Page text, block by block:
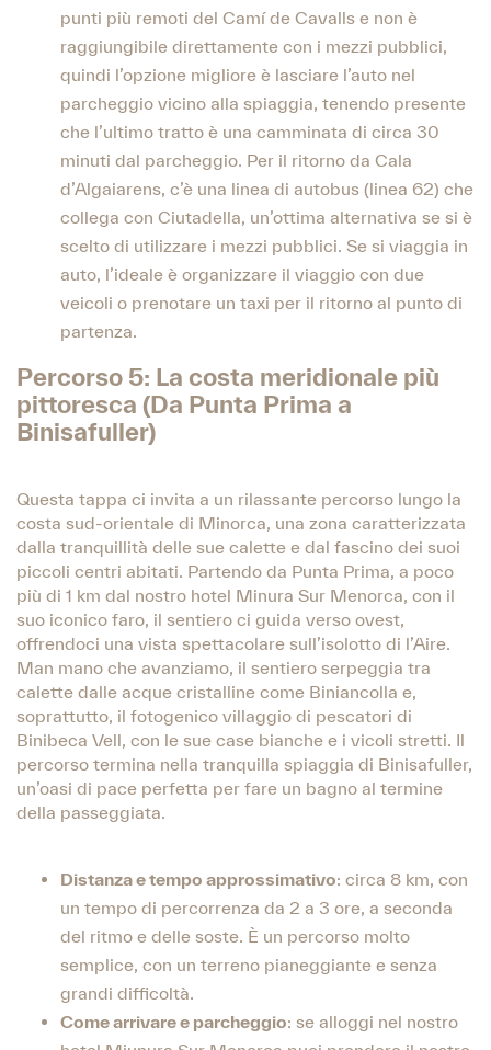
punti più remoti del Camí de Cavalls e non è
raggiungibile direttamente con i mezzi pubblici,
quindi l’opzione migliore è lasciare l’auto nel
parcheggio vicino alla spiaggia, tenendo presente
che l’ultimo tratto è una camminata di circa 30
minuti dal parcheggio. Per il ritorno da Cala
d’Algaiarens, c’è una linea di autobus (linea 62) che
collega con Ciutadella, un’ottima alternativa se si è
scelto di utilizzare i mezzi pubblici. Se si viaggia in
auto, l’ideale è organizzare il viaggio con due
veicoli o prenotare un taxi per il ritorno al punto di
partenza.
Percorso 5: La costa meridionale più
pittoresca (Da Punta Prima a
Binisafuller)
Questa tappa ci invita a un rilassante percorso lungo la
costa sud-orientale di Minorca, una zona caratterizzata
dalla tranquillità delle sue calette e dal fascino dei suoi
piccoli centri abitati. Partendo da Punta Prima, a poco
più di 1 km dal nostro hotel Minura Sur Menorca, con il
suo iconico faro, il sentiero ci guida verso ovest,
offrendoci una vista spettacolare sull’isolotto di l’Aire.
Man mano che avanziamo, il sentiero serpeggia tra
calette dalle acque cristalline come Biniancolla e,
soprattutto, il fotogenico villaggio di pescatori di
Binibeca Vell, con le sue case bianche e i vicoli stretti. Il
percorso termina nella tranquilla spiaggia di Binisafuller,
un’oasi di pace perfetta per fare un bagno al termine
della passeggiata.
Distanza e tempo approssimativo: circa 8 km, con
un tempo di percorrenza da 2 a 3 ore, a seconda
del ritmo e delle soste. È un percorso molto
semplice, con un terreno pianeggiante e senza
grandi difficoltà.
Come arrivare e parcheggio: se alloggi nel nostro